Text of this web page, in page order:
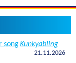
songKunkyabling
21.11.2026